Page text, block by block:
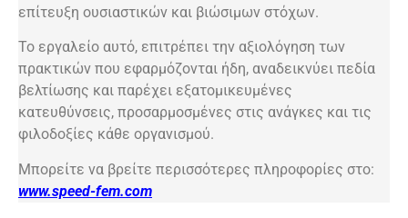
επίτευξη ουσιαστικών και βιώσιμων στόχων.
Το εργαλείο αυτό, επιτρέπει την αξιολόγηση των
πρακτικών που εφαρμόζονται ήδη, αναδεικνύει πεδία
βελτίωσης και παρέχει εξατομικευμένες
κατευθύνσεις, προσαρμοσμένες στις ανάγκες και τις
φιλοδοξίες κάθε οργανισμού.
Μπορείτε να βρείτε περισσότερες πληροφορίες στο:
www.speed-fem.com